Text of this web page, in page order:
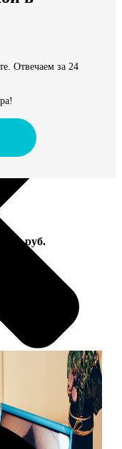
Отвечаем за 24
Цена, руб.